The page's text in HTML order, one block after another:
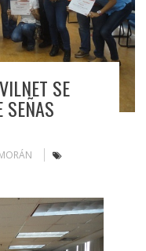
SE
SEÑAS